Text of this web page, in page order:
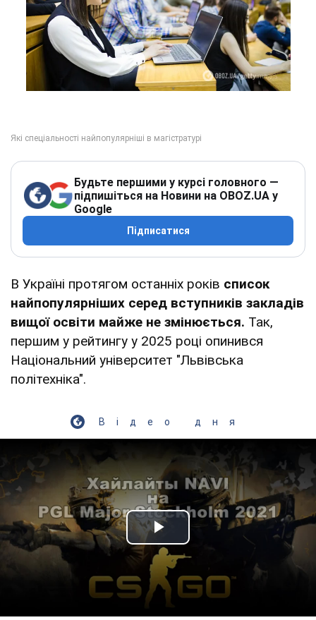
Будьте першими у курсі головного —
підпишіться на Новини на OBOZ.UA у
Google
Підписатися
В Україні протягом останніх років список
найпопулярніших серед вступників закладів
вищої освіти майже не змінюється. Так,
першим у рейтингу у 2025 році опинився
Національний університет "Львівська
політехніка".
Відео дня
Play Video